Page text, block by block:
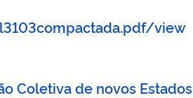
view
Coletiva de novos Estados